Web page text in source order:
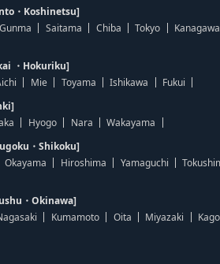
・Koshinetsu]
Gunma Saitama Chiba Tokyo Kanagawa
・Hokuriku]
Mie Toyama Ishikawa
Fukui
Hyogo Nara
Wakayama
・Shikoku]
Okayama Hiroshima Yamaguchi
・Okinawa]
Kumamoto Oita Miyazaki